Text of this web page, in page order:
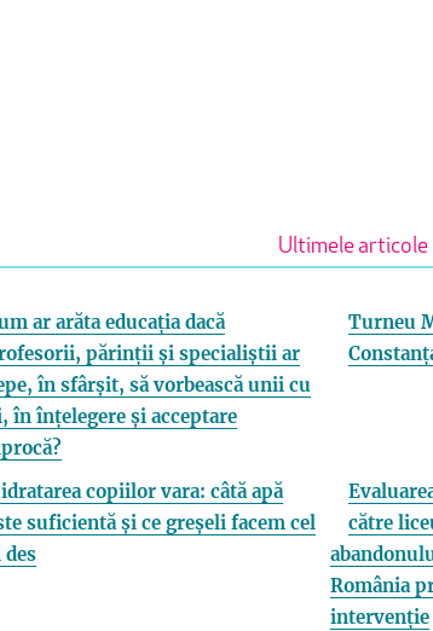
Ultimele articole
ar arăta educația dacă
părinții și specialiștii ar
în sfârșit, să vorbească unii cu
în înțelegere și acceptare
Turneu
copiilor vara: câtă apă
suficientă și ce greșeli facem cel
des
către
România
intervenție